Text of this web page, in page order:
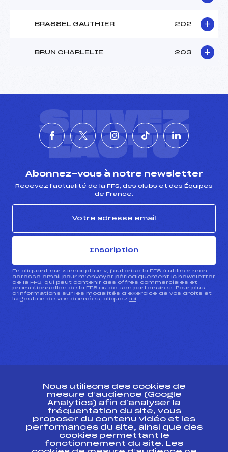
BRASSEL GAUTHIER 202
BRUN CHARLELIE 203
SUIVEZ
L'ACTU
Abonnez-vous à notre newsletter
Recevez l’actualité de la FFS, des clubs et des Équipes
de France.
Inscription
En cliquant sur « inscription », j’autorise la FFS à utiliser mon
adresse email pour m’envoyer périodiquement la newsletter
de la FFS, qui peut contenir des offres commerciales et
promotionnelles de la FFS ou de ses partenaires. Pour plus
d’informations sur les modalités d’exercice de vos droits et
la gestion de vos données, cliquez ici
Ressources
Pass’Neige
Projet sportif fédéral
Nous utilisons des cookies de
mesure d’audience (Google
Analytics) afin d’analyser la
fréquentation du site, vous
proposer du contenu vidéo et les
performances du site, ainsi que des
cookies permettant le
fonctionnement du site. Les